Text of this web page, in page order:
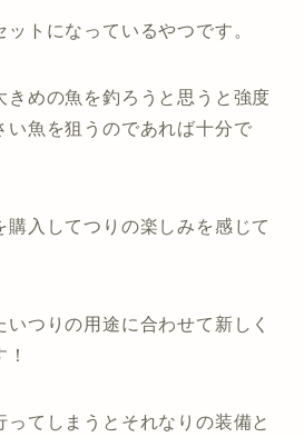
トになっているやつです。
きめの魚を釣ろうと思うと強度
い魚を狙うのであれば十分で
購入してつりの楽しみを感じて
つりの用途に合わせて新しく
てしまうとそれなりの装備と